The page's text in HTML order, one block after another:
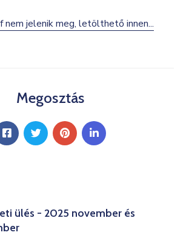
nem jelenik meg, letölthető innen...
Megosztás
ülés - 2025 november és